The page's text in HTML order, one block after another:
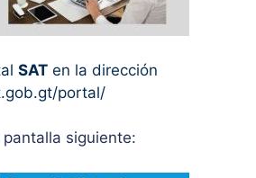
SAT en la dirección
portal/
siguiente: